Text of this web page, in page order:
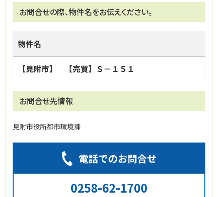
お問合せの際、物件名をお伝えください。
物件名
【見附市】 【売買】Ｓ－１５１
お問合せ先情報
見附市役所都市環境課
電話でのお問合せ
0258-62-1700